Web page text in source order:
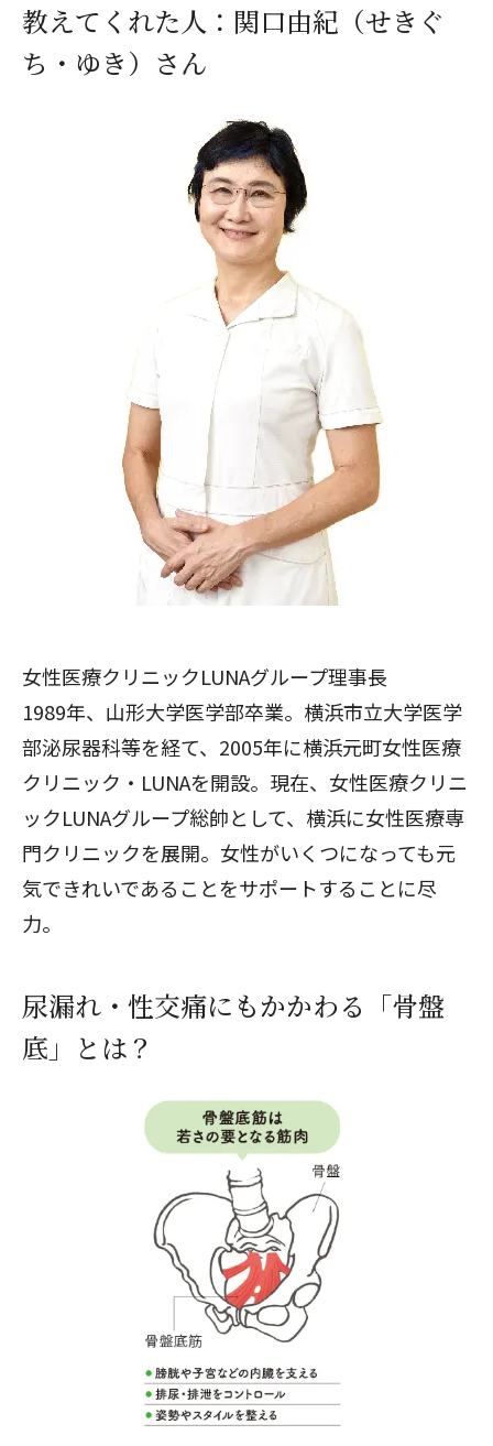
教えてくれた人：関口由紀（せきぐ
ち・ゆき）さん
女性医療クリニックLUNAグループ理事長
1989年、山形大学医学部卒業。横浜市立大学医学
部泌尿器科等を経て、2005年に横浜元町女性医療
クリニック・LUNAを開設。現在、女性医療クリニ
ックLUNAグループ総帥として、横浜に女性医療専
門クリニックを展開。女性がいくつになっても元
気できれいであることをサポートすることに尽
力。
尿漏れ・性交痛にもかかわる「骨盤
底」とは？